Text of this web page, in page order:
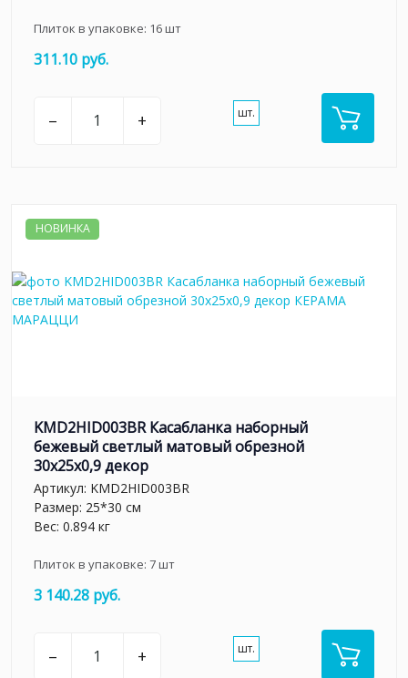
Плиток в упаковке: 16шт
311.10 руб.
– + шт.
НОВИНКА
KMD2HID003BR Касабланка наборный
бежевый светлый матовый обрезной
30x25x0,9 декор
Артикул: KMD2HID003BR
Размер: 25*30 см
Вес: 0.894 кг
Плиток в упаковке: 7шт
3 140.28 руб.
– + шт.